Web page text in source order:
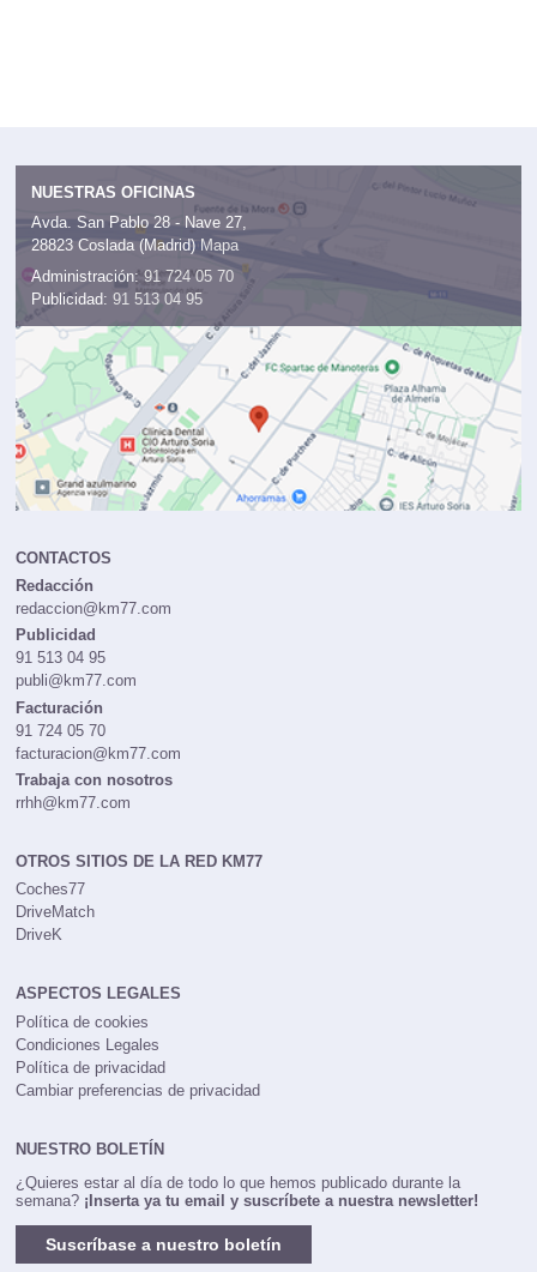
NUESTRAS OFICINAS
Avda. San Pablo 28 - Nave 27,
28823 Coslada (Madrid) Mapa
Administración: 91 724 05 70
Publicidad: 91 513 04 95
CONTACTOS
Redacción
redaccion@km77.com
Publicidad
91 513 04 95
publi@km77.com
Facturación
91 724 05 70
facturacion@km77.com
Trabaja con nosotros
rrhh@km77.com
OTROS SITIOS DE LA RED KM77
Coches77
DriveMatch
DriveK
ASPECTOS LEGALES
Política de cookies
Condiciones Legales
Política de privacidad
Cambiar preferencias de privacidad
NUESTRO BOLETÍN
¿Quieres estar al día de todo lo que hemos publicado durante la
semana? ¡Inserta ya tu email y suscríbete a nuestra newsletter!
Suscríbase a nuestro boletín